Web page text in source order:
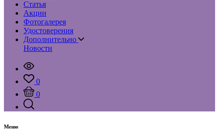
Статья
Акции
Фотогалерея
Удостоверения
Дополнительно
Новости
0
0
Меню